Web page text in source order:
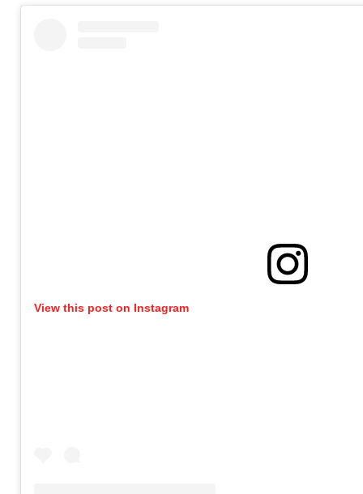
View this post on Instagram